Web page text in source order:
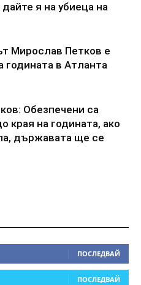
дайте я на убиеца на
Мирослав Петков е
годината в Атланта
Обезпечени са
края на годината, ако
държавата ще се
ПОСЛЕДВАЙ
ПОСЛЕДВАЙ